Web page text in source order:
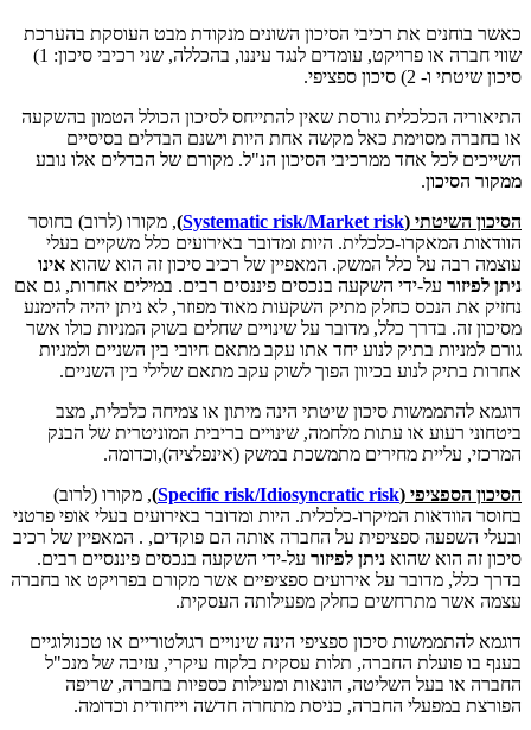
כאשר בוחנים את רכיבי הסיכון השונים מנקודת מבט העוסקת בהערכת
שווי חברה או פרויקט, עומדים לנגד עיננו, בהכללה, שני רכיבי סיכון: 1)
סיכון שיטתי ו- 2) סיכון ספציפי.
התיאוריה הכלכלית גורסת שאין להתייחס לסיכון הכולל הטמון בהשקעה
או בחברה מסוימת כאל מקשה אחת היות וישנם הבדלים בסיסיים
השייכים לכל אחד ממרכיבי הסיכון הנ"ל. מקורם של הבדלים אלו נובע
ממקור הסיכון.
הסיכון השיטתי (Systematic risk/Market risk
), מקורו (לרוב) בחוסר
הוודאות המאקרו-כלכלית. היות ומדובר באירועים כלל משקיים בעלי
עוצמה רבה על כלל המשק. המאפיין של רכיב סיכון זה הוא שהוא אינו
ניתן לפיזור על-ידי השקעה בנכסים פיננסים רבים. במילים אחרות, גם אם
נחזיק את הנכס כחלק מתיק השקעות מאוד מפוזר, לא ניתן יהיה להימנע
מסיכון זה. בדרך כלל, מדובר על שינויים שחלים בשוק המניות כולו אשר
גורם למניות בתיק לנוע יחד אתו עקב מתאם חיובי בין השניים ולמניות
אחרות בתיק לנוע בכיוון הפוך לשוק עקב מתאם שלילי בין השניים.
דוגמא להתממשות סיכון שיטתי הינה מיתון או צמיחה כלכלית, מצב
ביטחוני רעוע או עתות מלחמה, שינויים בריבית המוניטרית של הבנק
המרכזי, עליית מחירים מתמשכת במשק (אינפלציה),וכדומה.
הסיכון הספציפי (Specific risk/Idiosyncratic risk
), מקורו (לרוב)
בחוסר הוודאות המיקרו-כלכלית. היות ומדובר באירועים בעלי אופי פרטני
ובעלי השפעה ספציפית על החברה אותה הם פוקדים, . המאפיין של רכיב
סיכון זה הוא שהוא ניתן לפיזור על-ידי השקעה בנכסים פיננסיים רבים.
בדרך כלל, מדובר על אירועים ספציפיים אשר מקורם בפרויקט או בחברה
עצמה אשר מתרחשים כחלק מפעילותה העסקית.
דוגמא להתממשות סיכון ספציפי הינה שינויים רגולטוריים או טכנולוגיים
בענף בו פועלת החברה, תלות עסקית בלקוח עיקרי, עזיבה של מנכ"ל
החברה או בעל השליטה, הונאות ומעילות כספיות בחברה, שריפה
הפורצת במפעלי החברה, כניסת מתחרה חדשה וייחודית וכדומה.